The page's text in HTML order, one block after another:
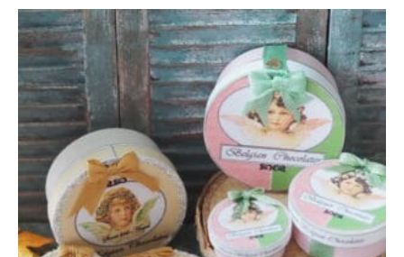
Plage
de
prix :
€2,95
à
€8,99
Ce
produit
a
plusieurs
variations.
Les
options
peuvent
être
choisies
sur
la